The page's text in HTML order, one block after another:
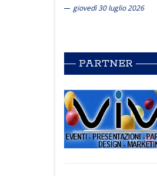
giovedì 30 luglio 2026
PARTNER